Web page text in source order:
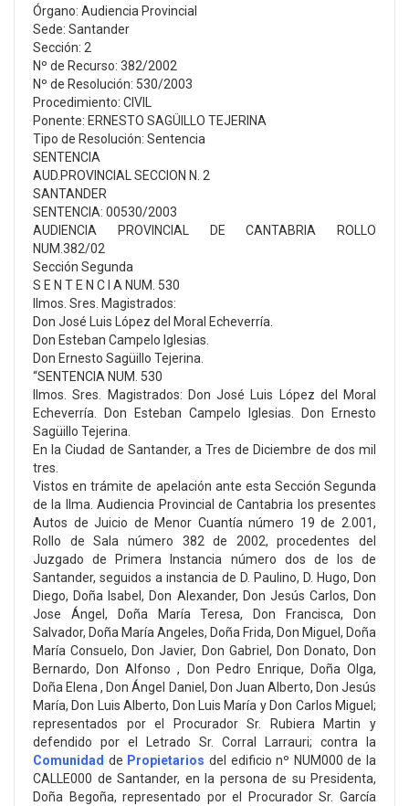
Órgano: Audiencia Provincial
Sede: Santander
Sección: 2
Nº de Recurso: 382/2002
Nº de Resolución: 530/2003
Procedimiento: CIVIL
Ponente: ERNESTO SAGÜILLO TEJERINA
Tipo de Resolución: Sentencia
SENTENCIA
AUD.PROVINCIAL SECCION N. 2
SANTANDER
SENTENCIA: 00530/2003
AUDIENCIA PROVINCIAL DE CANTABRIA ROLLO
NUM.382/02
Sección Segunda
S E N T E N C I A NUM. 530
Ilmos. Sres. Magistrados:
Don José Luis López del Moral Echeverría.
Don Esteban Campelo Iglesias.
Don Ernesto Sagüillo Tejerina.
“SENTENCIA NUM. 530
Ilmos. Sres. Magistrados: Don José Luis López del Moral
Echeverría. Don Esteban Campelo Iglesias. Don Ernesto
Sagüillo Tejerina.
En la Ciudad de Santander, a Tres de Diciembre de dos mil
tres.
Vistos en trámite de apelación ante esta Sección Segunda
de la Ilma. Audiencia Provincial de Cantabria los presentes
Autos de Juicio de Menor Cuantía número 19 de 2.001,
Rollo de Sala número 382 de 2002, procedentes del
Juzgado de Primera Instancia número dos de los de
Santander, seguidos a instancia de D. Paulino, D. Hugo, Don
Diego, Doña Isabel, Don Alexander, Don Jesús Carlos, Don
Jose Ángel, Doña María Teresa, Don Francisca, Don
Salvador, Doña María Angeles, Doña Frida, Don Miguel, Doña
María Consuelo, Don Javier, Don Gabriel, Don Donato, Don
Bernardo, Don Alfonso , Don Pedro Enrique, Doña Olga,
Doña Elena , Don Ángel Daniel, Don Juan Alberto, Don Jesús
María, Don Luis Alberto, Don Luis María y Don Carlos Miguel;
representados por el Procurador Sr. Rubiera Martin y
defendido por el Letrado Sr. Corral Larrauri; contra la
Comunidad de Propietarios del edificio nº NUM000 de la
CALLE000 de Santander, en la persona de su Presidenta,
Doña Begoña, representado por el Procurador Sr. García